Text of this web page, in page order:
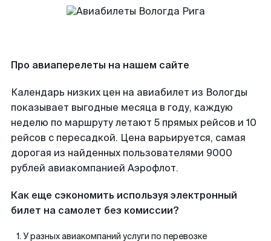
Про авиаперелеты на нашем сайте
Календарь низких цен на авиабилет из Вологды
показывает выгодные месяца в году, каждую
неделю по маршруту летают 5 прямых рейсов и 10
рейсов с пересадкой. Цена варьируется, самая
дорогая из найденных пользователями 9000
рублей авиакомпанией Аэрофлот.
Как еще сэкономить используя электронный
билет на самолет без комиссии?
У разных авиакомпаний услуги по перевозке